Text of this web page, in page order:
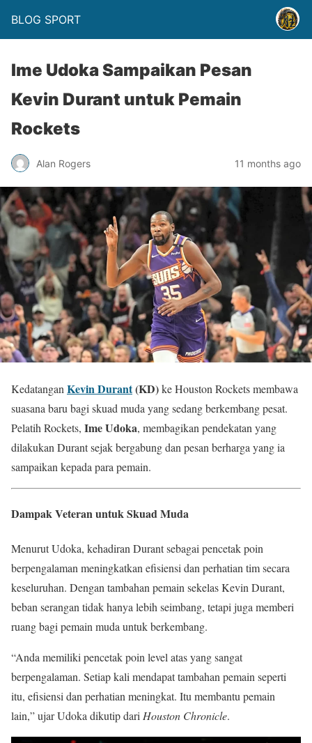
BLOG SPORT
Ime Udoka Sampaikan Pesan
Kevin Durant untuk Pemain
Rockets
Alan Rogers 11 months ago
Kedatangan Kevin Durant(KD)ke Houston Rockets membawa
suasana baru bagi skuad muda yang sedang berkembang pesat.
Pelatih Rockets, Ime Udoka, membagikan pendekatan yang
dilakukan Durant sejak bergabung dan pesan berharga yang ia
sampaikan kepada para pemain.
Dampak Veteran untuk Skuad Muda
Menurut Udoka, kehadiran Durant sebagai pencetak poin
berpengalaman meningkatkan efisiensi dan perhatian tim secara
keseluruhan. Dengan tambahan pemain sekelas Kevin Durant,
beban serangan tidak hanya lebih seimbang, tetapi juga memberi
ruang bagi pemain muda untuk berkembang.
“Anda memiliki pencetak poin level atas yang sangat
berpengalaman. Setiap kali mendapat tambahan pemain seperti
itu, efisiensi dan perhatian meningkat. Itu membantu pemain
lain,” ujar Udoka dikutip dari Houston Chronicle.